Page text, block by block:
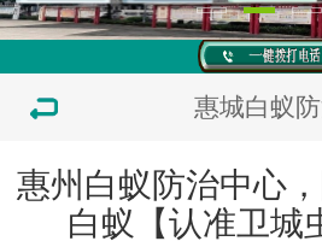
惠城白蚁
惠州白蚁防治中心
白蚁【认准卫城